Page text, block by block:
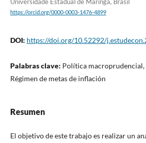
https://orcid.org/0000-0003-1476-4899
DOI: https://doi.org/10.52292/
Palabras clave: Política macroprudencial,
Régimen de metas de inflación
Resumen
El objetivo de este trabajo es realizar un